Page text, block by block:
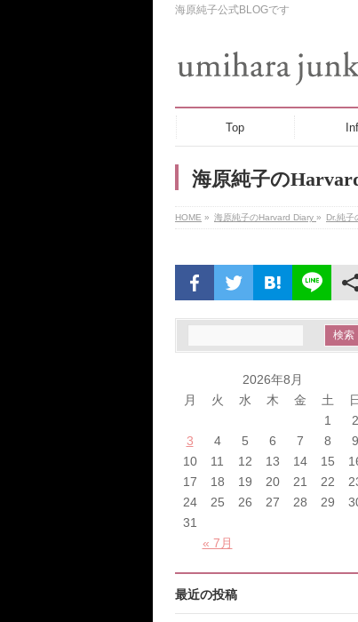
海原純子公式BLOGです
Top
海原純子の
HOME » 海原純子のHarvard Diary » Dr.純子
2026年8月
月
火 水 木 金 土
« 7月
1
2
3
4 5 6 7 8
9
10
11 12 13 14 15
17
18 19 20 21 22
24
25 26 27 28 29
31
最近の投稿